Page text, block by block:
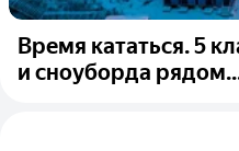
Время кататься. 5
и сноуборда